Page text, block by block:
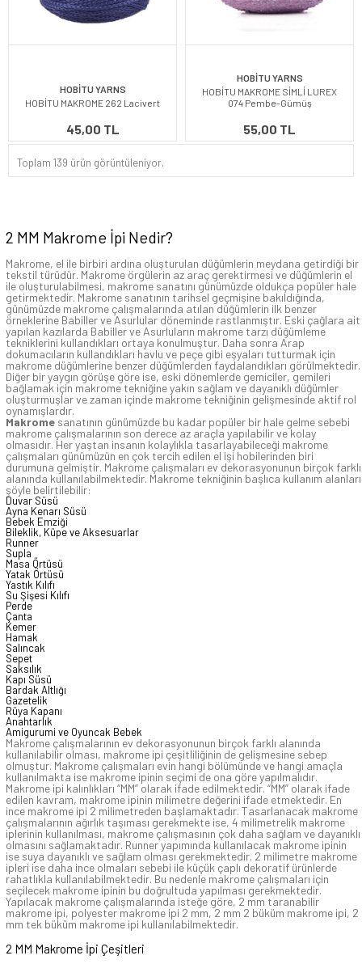
HOBİTU YARNS
HOBİTU MAKROME 262 Lacivert
45,00 TL
HOBİTU YARNS
HOBİTU MAKROME SİMLİ LUREX
074 Pembe-Gümüş
55,00 TL
Toplam 139 ürün görüntüleniyor.
2 MM Makrome İpi Nedir?
Makrome, el ile birbiri ardına oluşturulan düğümlerin meydana getirdiği bir
tekstil türüdür. Makrome örgülerin az araç gerektirmesi ve düğümlerin el
ile oluşturulabilmesi, makrome sanatını günümüzde oldukça popüler hale
getirmektedir. Makrome sanatının tarihsel geçmişine bakıldığında,
günümüzde makrome çalışmalarında atılan düğümlerin ilk benzer
örneklerine Babiller ve Asurlular döneminde rastlanmıştır. Eski çağlara ait
yapılan kazılarda Babiller ve Asurluların makrome tarzı düğümleme
tekniklerini kullandıkları ortaya konulmuştur. Daha sonra Arap
dokumacıların kullandıkları havlu ve peçe gibi eşyaları tutturmak için
makrome düğümlerine benzer düğümlerden faydalandıkları görülmektedir.
Diğer bir yaygın görüşe göre ise, eski dönemlerde gemiciler, gemileri
bağlamak için makrome tekniğine yakın sağlam ve dayanıklı düğümler
oluşturmuşlar ve zaman içinde makrome tekniğinin gelişmesinde aktif rol
oynamışlardır.
Makrome sanatının günümüzde bu kadar popüler bir hale gelme sebebi
makrome çalışmalarının son derece az araçla yapılabilir ve kolay
olmasıdır. Her yaştan insanın kolaylıkla tasarlayabileceği makrome
çalışmaları günümüzün en çok tercih edilen el işi hobilerinden biri
durumuna gelmiştir. Makrome çalışmaları ev dekorasyonunun birçok farklı
alanında kullanılabilmektedir. Makrome tekniğinin başlıca kullanım alanları
şöyle belirtilebilir:
Duvar Süsü
Ayna Kenarı Süsü
Bebek Emziği
Bileklik, Küpe ve Aksesuarlar
Runner
Supla
Masa Örtüsü
Yatak Örtüsü
Yastık Kılıfı
Su Şişesi Kılıfı
Perde
Çanta
Kemer
Hamak
Salıncak
Sepet
Saksılık
Kapı Süsü
Bardak Altlığı
Gazetelik
Rüya Kapanı
Anahtarlık
Amigurumi ve Oyuncak Bebek
Makrome çalışmalarının ev dekorasyonunun birçok farklı alanında
kullanılabilir olması, makrome ipi çeşitliliğinin de gelişmesine sebep
olmuştur. Makrome çalışmaları evin hangi bölümünde ve hangi amaçla
kullanılmakta ise makrome ipinin seçimi de ona göre yapılmalıdır.
Makrome ipi kalınlıkları “MM” olarak ifade edilmektedir. “MM” olarak ifade
edilen kavram, makrome ipinin milimetre değerini ifade etmektedir. En
ince makrome ipi 2 milimetreden başlamaktadır. Tasarlanacak makrome
çalışmalarının ağırlık taşıması gerekmekte ise, 4 milimetrelik makrome
iplerinin kullanılması, makrome çalışmasının çok daha sağlam ve dayanıklı
olmasını sağlamaktadır. Runner yapımında kullanılacak makrome ipinin
ise suya dayanıklı ve sağlam olması gerekmektedir. 2 milimetre makrome
ipleri ise daha ince olmaları sebebi ile küçük çaplı dekoratif ürünlerde
rahatlıkla kullanılabilmektedir. Bu nedenle makrome çalışmaları için
seçilecek makrome ipinin bu doğrultuda yapılması gerekmektedir.
Yapılacak makrome çalışmalarında isteğe göre, 2 mm taranabilir
makrome ipi, polyester makrome ipi 2 mm, 2 mm 2 büküm makrome ipi, 2
mm tek büküm makrome ipi kullanılabilmektedir.
2 MM Makrome İpi Çeşitleri